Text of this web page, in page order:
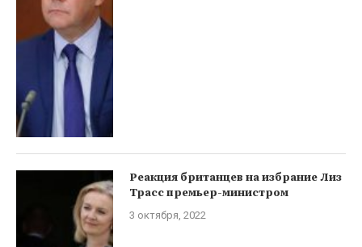
Реакция британцев на избрание Лиз
Трасс премьер-министром
3 октября, 2022